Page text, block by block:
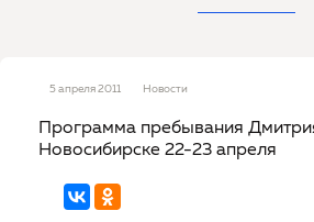
5 апреля 2011 Новости
Программа пребывания
Новосибирске 22-23 апреля